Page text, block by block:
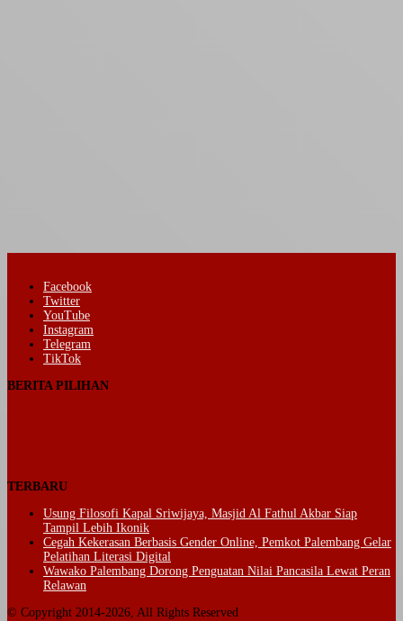
Facebook
Twitter
YouTube
Instagram
Telegram
TikTok
BERITA PILIHAN
TERBARU
Usung Filosofi Kapal Sriwijaya, Masjid Al Fathul Akbar Siap
Tampil Lebih Ikonik
Cegah Kekerasan Berbasis Gender Online, Pemkot Palembang Gelar
Pelatihan Literasi Digital
Wawako Palembang Dorong Penguatan Nilai Pancasila Lewat Peran
Relawan
© Copyright 2014-2026, All Rights Reserved